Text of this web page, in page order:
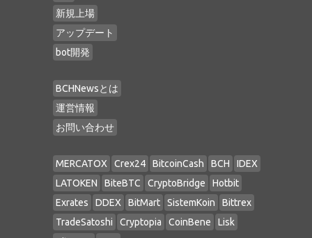
新規上場
アップデート
bot開発
BCHNewsとは
運営情報
お問い合わせ
MERCATOX Crex24 BitcoinCash BCH
IDEX
LATOKEN
BiteBTC CryptoBridge
Hotbit
Exrates
DDEX BitMart SistemKoin
Bittrex
TradeSatoshi
Cryptopia CoinBene
Lisk